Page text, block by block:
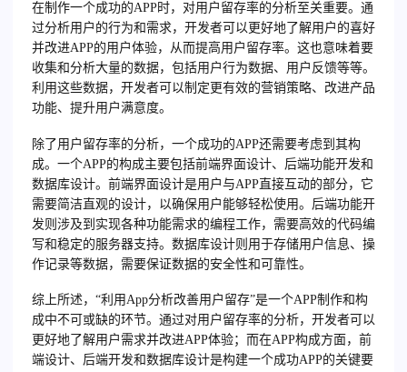
在制作一个成功的APP时，对用户留存率的分析至关重要。通
过分析用户的行为和需求，开发者可以更好地了解用户的喜好
并改进APP的用户体验，从而提高用户留存率。这也意味着要
收集和分析大量的数据，包括用户行为数据、用户反馈等等。
利用这些数据，开发者可以制定更有效的营销策略、改进产品
功能、提升用户满意度。
除了用户留存率的分析，一个成功的APP还需要考虑到其构
成。一个APP的构成主要包括前端界面设计、后端功能开发和
数据库设计。前端界面设计是用户与APP直接互动的部分，它
需要简洁直观的设计，以确保用户能够轻松使用。后端功能开
发则涉及到实现各种功能需求的编程工作，需要高效的代码编
写和稳定的服务器支持。数据库设计则用于存储用户信息、操
作记录等数据，需要保证数据的安全性和可靠性。
综上所述，“利用App分析改善用户留存”是一个APP制作和构
成中不可或缺的环节。通过对用户留存率的分析，开发者可以
更好地了解用户需求并改进APP体验；而在APP构成方面，前
端设计、后端开发和数据库设计是构建一个成功APP的关键要